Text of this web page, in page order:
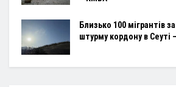
Близько 100 мігрантів
штурму кордону в Сеуті